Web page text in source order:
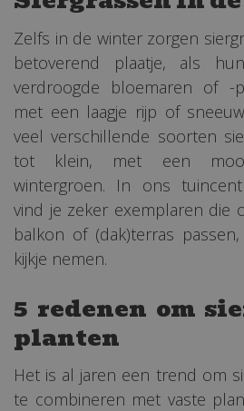
Zelfs in de winter zorgen
betoverend plaatje, als
verdroogde bloemaren of -
met een laagje rijp of
veel verschillende soorten
tot klein, met een
wintergroen. In ons
vind je zeker exemplaren die
balkon of (dak)terras
kijkje nemen.
5 redenen om
planten
Het is al jaren een trend om
te combineren met vaste